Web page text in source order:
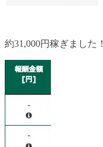
約31,000円稼ぎました！